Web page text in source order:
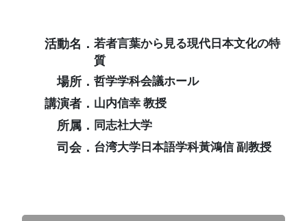
活動名． 若者言葉から見る現代日本文化の特
質
場所． 哲学学科会議ホール
講演者． 山内信幸 教授
所属． 同志社大学
司会． 台湾大学日本語学科黃鴻信 副教授